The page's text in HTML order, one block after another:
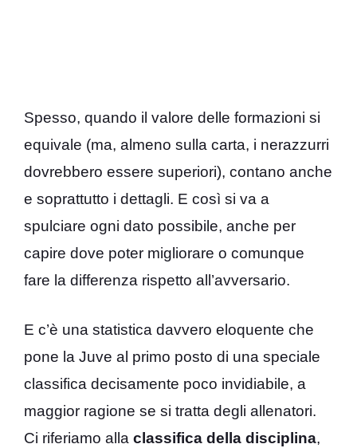
Spesso, quando il valore delle formazioni si
equivale (ma, almeno sulla carta, i nerazzurri
dovrebbero essere superiori), contano anche
e soprattutto i dettagli. E così si va a
spulciare ogni dato possibile, anche per
capire dove poter migliorare o comunque
fare la differenza rispetto all’avversario.
E c’è una statistica davvero eloquente che
pone la Juve al primo posto di una speciale
classifica decisamente poco invidiabile, a
maggior ragione se si tratta degli allenatori.
Ci riferiamo alla classifica della disciplina,